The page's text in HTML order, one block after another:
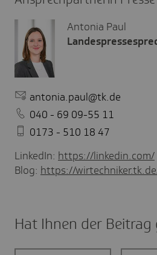
Antonia Paul
antonia.paul@tk.de
040 - 69 09-55 11
0173 - 510 18 47
LinkedIn: https://linkedin.com/
Blog: https://
Hat Ihnen der Beitrag